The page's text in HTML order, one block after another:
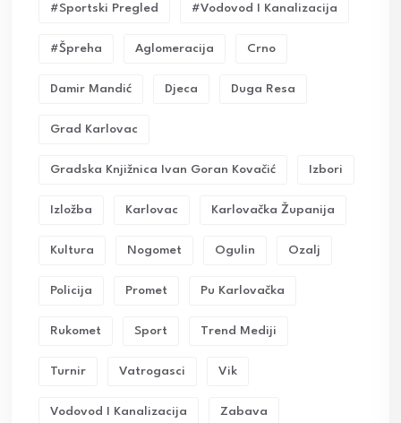
#sportski Pregled #vodovod I Kanalizacija
#Špreha Aglomeracija Crno
Damir Mandić Djeca Duga Resa
Grad Karlovac
Gradska Knjižnica Ivan Goran Kovačić Izbori
Izložba Karlovac Karlovačka Županija
Kultura Nogomet Ogulin Ozalj
Policija Promet Pu Karlovačka
Rukomet Sport Trend Mediji
Turnir Vatrogasci Vik
Vodovod I Kanalizacija Zabava